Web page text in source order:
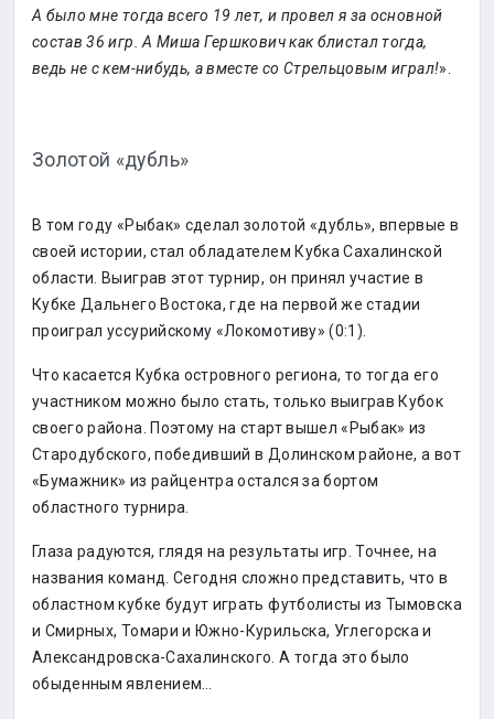
А было мне тогда всего 19 лет, и провел я за основной
состав 36 игр. А Миша Гершкович как блистал тогда,
ведь не с кем-нибудь, а вместе со Стрельцовым играл!».
Золотой «дубль»
В том году «Рыбак» сделал золотой «дубль», впервые в
своей истории, стал обладателем Кубка Сахалинской
области. Выиграв этот турнир, он принял участие в
Кубке Дальнего Востока, где на первой же стадии
проиграл уссурийскому «Локомотиву» (0:1).
Что касается Кубка островного региона, то тогда его
участником можно было стать, только выиграв Кубок
своего района. Поэтому на старт вышел «Рыбак» из
Стародубского, победивший в Долинском районе, а вот
«Бумажник» из райцентра остался за бортом
областного турнира.
Глаза радуются, глядя на результаты игр. Точнее, на
названия команд. Сегодня сложно представить, что в
областном кубке будут играть футболисты из Тымовска
и Смирных, Томари и Южно-Курильска, Углегорска и
Александровска-Сахалинского. А тогда это было
обыденным явлением…